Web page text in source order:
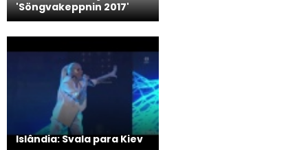
'Söngvakeppnin 2017'
Islândia: Svala para Kiev